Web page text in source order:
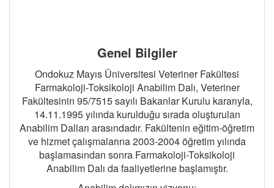
Genel Bilgiler
Ondokuz Mayıs Üniversitesi Veteriner Fakültesi
Farmakoloji-Toksikoloji Anabilim Dalı, Veteriner
Fakültesinin 95/7515 sayılı Bakanlar Kurulu kararıyla,
14.11.1995 yılında kurulduğu sırada oluşturulan
Anabilim Dalları arasındadır. Fakültenin eğitim-öğretim
ve hizmet çalışmalarına 2003-2004 öğretim yılında
başlamasından sonra Farmakoloji-Toksikoloji
Anabilim Dalı da faaliyetlerine başlamıştır.